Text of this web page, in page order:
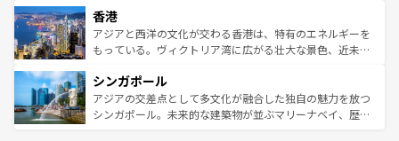
とつ。フォーやバインミー、ベトナムコーヒーなどは、ぜ
ひ現地で味わいたい。どの地域を訪れてもあたたかい人々
が旅行者を迎えてくれるので、きっと忘れられない旅にな
参照してほしい。
の活気が交差している。北部ではチェンマイなどの山岳地
帯で自然と触れ合い、南部ではプーケットやクラビの美し
いビーチでリゾート気分を楽しむことができる。タイ料理
激する。気候は一年中温暖で、どの季節にも異なる楽しみ
が待っている。親しみやすいタイの人々、仏教を中心とし
た文化、そして多様な観光資源が、訪れる旅人を魅了し続
香港
アジアと西洋の文化が交わる香港は、特有のエネルギーを
もっている。ヴィクトリア湾に広がる壮大な景色、近未来
み、どこを訪れても感動するはず。観光スポットが密集し
ており、効率よく見どころを回れるのも魅力。息をのむよ
うな絶景から文化的な体験まで、香港を存分に楽しみ尽く
シンガポール
アジアの交差点として多文化が融合した独自の魅力を放つ
シンガポール。未来的な建築物が並ぶマリーナベイ、歴史